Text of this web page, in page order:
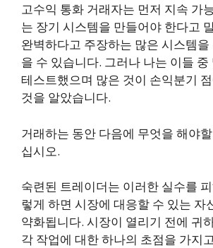
고수익 통화 거래자는 먼저 지속 가
는 장기 시스템을 만들어야 한다고
완벽하다고 주장하는 많은 시스템
을 수 있습니다. 그러나 나는 이들 중
테스트했으며 많은 것이 손익분기
것을 알았습니다.
거래하는 동안 다음에 무엇을 해야
십시오.
숙련된 트레이더는 이러한 실수를
렇게 하면 시장에 대응할 수 있는 자
약화됩니다. 시장이 열리기 전에 귀
각 작업에 대한 하나의 초점을 가지